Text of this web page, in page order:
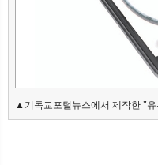
▲기독교포털뉴스에서 제작한 "